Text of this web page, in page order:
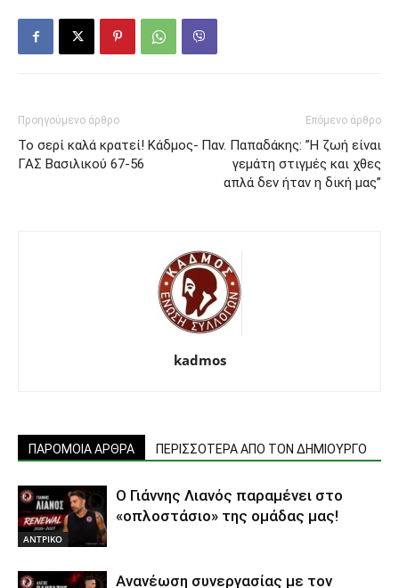
Προηγούμενο άρθρο
Το σερί καλά κρατεί! Κάδμος-
ΓΑΣ Βασιλικού 67-56
Επόμενο άρθρο
Παν. Παπαδάκης: ”Η ζωή είναι
γεμάτη στιγμές και χθες
απλά δεν ήταν η δική μας”
kadmos
ΠΑΡΟΜΟΙΑ ΑΡΘΡΑ ΠΕΡΙΣΣΟΤΕΡΑ ΑΠΟ ΤΟΝ ΔΗΜΙΟΥΡΓΟ
ΑΝTΡΙΚΟ
Ο Γιάννης Λιανός παραμένει στο
«οπλοστάσιο» της ομάδας μας!
Ανανέωση συνεργασίας με τον